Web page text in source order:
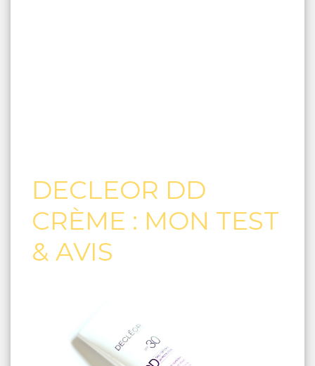
DECLEOR DD
CRÈME : MON TEST
& AVIS